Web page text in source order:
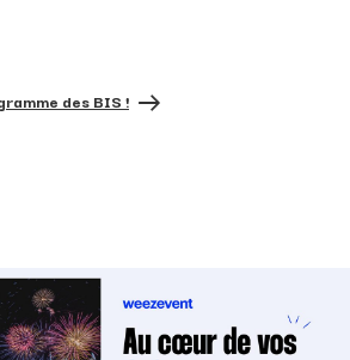
des BIS !